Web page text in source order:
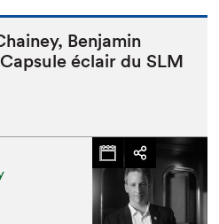
Ben­jamin
éclair duSLM